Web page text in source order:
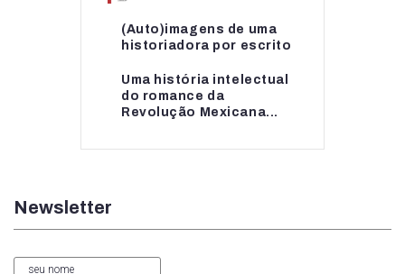
(Auto)imagens de uma
historiadora por escrito
Uma história intelectual
do romance da
Revolução Mexicana...
(Auto)imagens de uma
historiadora por escrito
Uma história intelectual
do romance da...
Newsletter